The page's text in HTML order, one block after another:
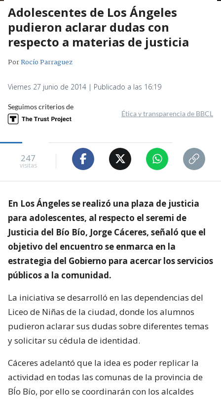
Adolescentes de Los Ángeles
pudieron aclarar dudas con
respecto a materias de justicia
PorRocío Parraguez
Viernes 27 junio de 2014 | Publicado a las 16:19
Seguimos criterios de
Ética y transparencia de BBCL
247
visitas
En Los Ángeles se realizó una plaza de justicia
para adolescentes, al respecto el seremi de
Justicia del Bío Bío, Jorge Cáceres, señaló que el
objetivo del encuentro se enmarca en la
estrategia del Gobierno para acercar los servicios
públicos a la comunidad.
La iniciativa se desarrolló en las dependencias del
Liceo de Niñas de la ciudad, donde los alumnos
pudieron aclarar sus dudas sobre diferentes temas
y solicitar su cédula de identidad.
Cáceres adelantó que la idea es poder replicar la
actividad en todas las comunas de la provincia de
BÍo Bío, por ello se coordinarán con los alcaldes